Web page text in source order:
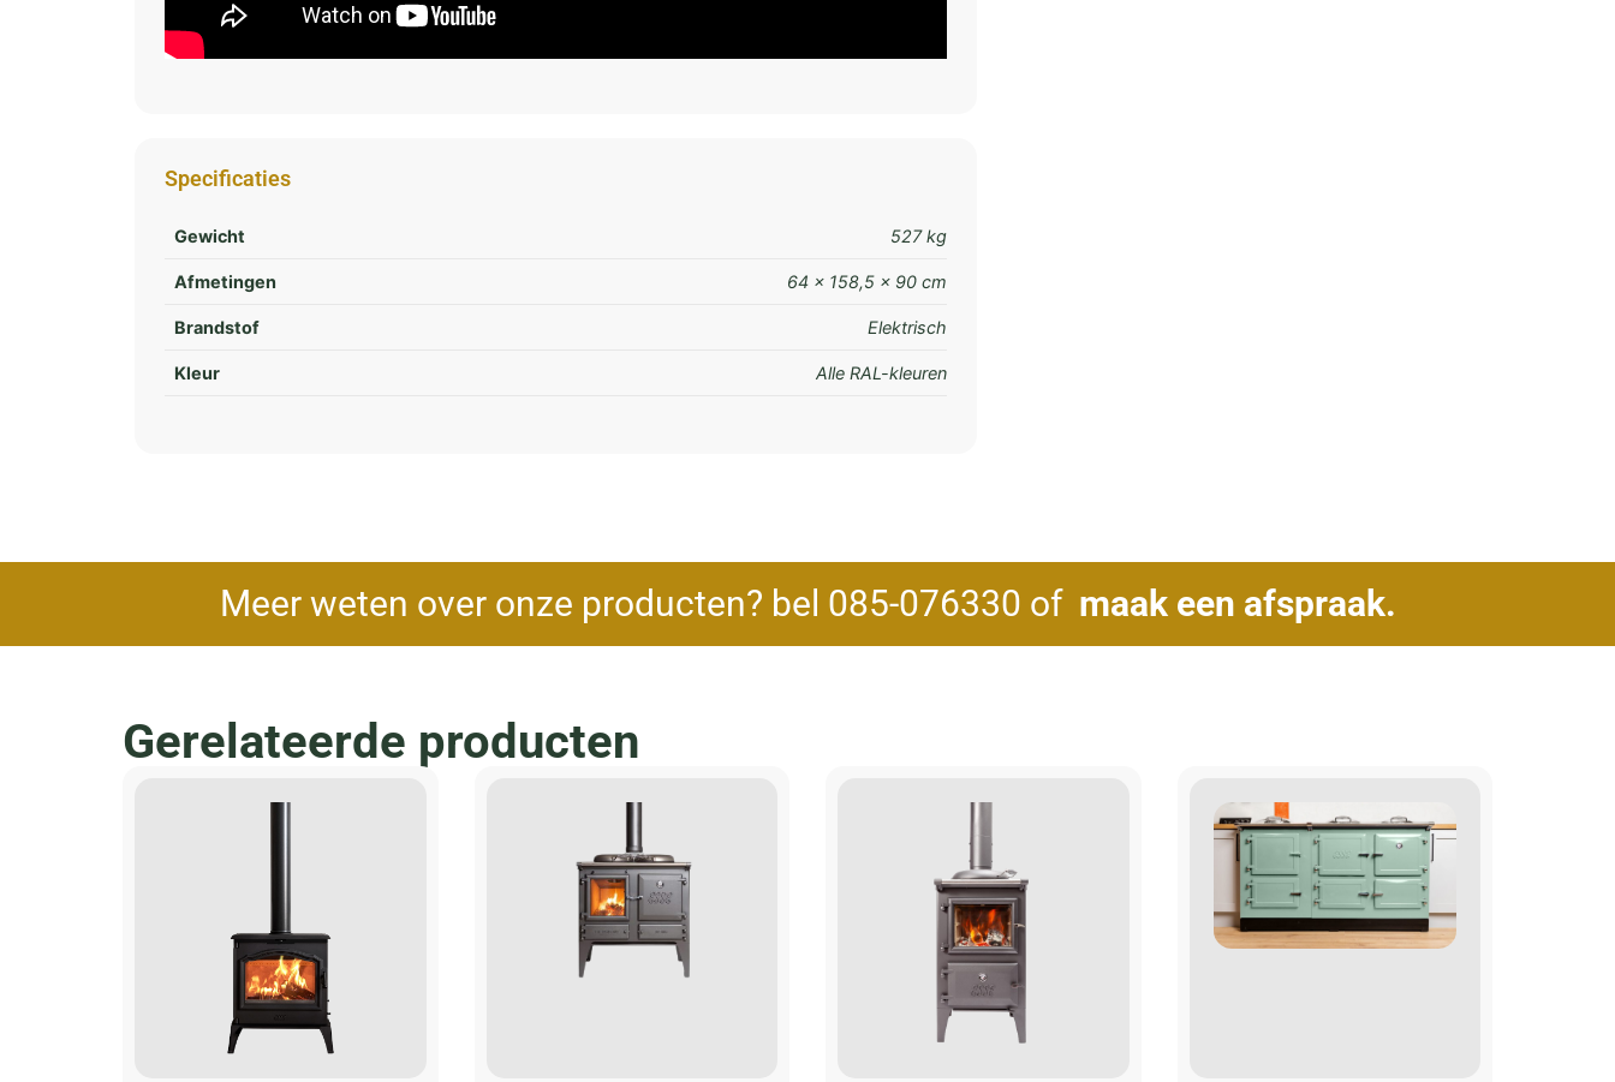
Specificaties
Gewicht 527 kg
Afmetingen 64 × 158,5 × 90 cm
Brandstof Elektrisch
Kleur Alle RAL-kleuren
Meer weten over onze producten? bel 085-076330 of maak een afspraak.
Gerelateerde producten